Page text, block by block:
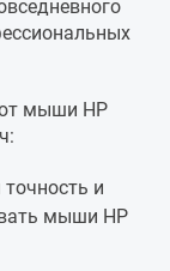
мыши HP
и
мыши HP